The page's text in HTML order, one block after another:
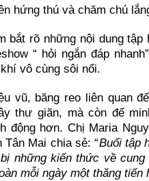
hứng thú và chăm chú
bắt rõ những nội dung tập
“ hỏi ngắn đáp
vô cùng sôi nổi.
vũ, băng reo liên quan
thư giãn, mà còn để
động hơn. Chị Maria
Mai chia sẻ: “Buổi tập
những kiến thức về cung
mỗi ngày một thăng tiến